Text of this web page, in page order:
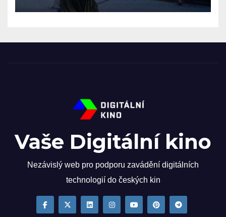
Vaše Digitální kino
Nezávislý web pro podporu zavádění digitálních
technologií do českých kin